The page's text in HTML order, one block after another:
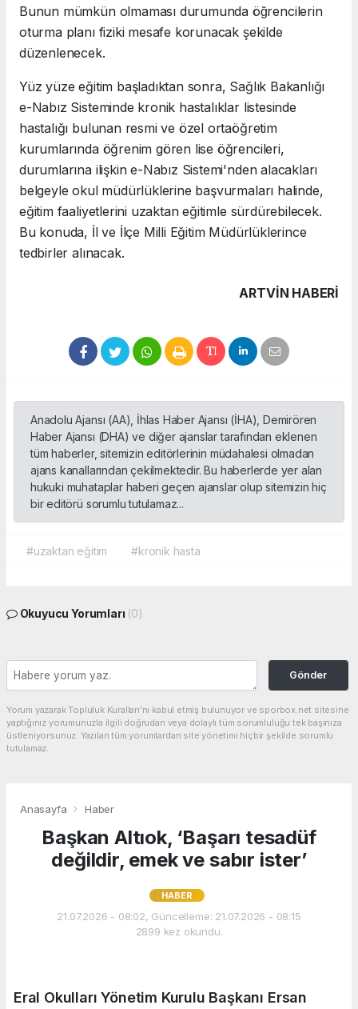
Bunun mümkün olmaması durumunda öğrencilerin
oturma planı fiziki mesafe korunacak şekilde
düzenlenecek.
Yüz yüze eğitim başladıktan sonra, Sağlık Bakanlığı
e-Nabız Sisteminde kronik hastalıklar listesinde
hastalığı bulunan resmi ve özel ortaöğretim
kurumlarında öğrenim gören lise öğrencileri,
durumlarına ilişkin e-Nabız Sistemi'nden alacakları
belgeyle okul müdürlüklerine başvurmaları halinde,
eğitim faaliyetlerini uzaktan eğitimle sürdürebilecek.
Bu konuda, İl ve İlçe Milli Eğitim Müdürlüklerince
tedbirler alınacak.
ARTVIN HABERİ
Anadolu Ajansı (AA), İhlas Haber Ajansı (İHA), Demirören
Haber Ajansı (DHA) ve diğer ajanslar tarafından eklenen
tüm haberler, sitemizin editörlerinin müdahalesi olmadan
ajans kanallarından çekilmektedir. Bu haberlerde yer alan
hukuki muhataplar haberi geçen ajanslar olup sitemizin hiç
bir editörü sorumlu tutulamaz...
#uzaktan eğitim #kronik hasta
Okuyucu Yorumları (0)
Gönder
Yorum yazarak Topluluk Kuralları’nı kabul etmiş bulunuyor ve sporbox.net sitesine
yaptığınız yorumunuzla ilgili doğrudan veya dolaylı tüm sorumluluğu tek başınıza
üstleniyorsunuz. Yazılan tüm yorumlardan site yönetimi hiçbir şekilde sorumlu
tutulamaz.
Anasayfa Haber
Başkan Altıok, ‘Başarı tesadüf
değildir, emek ve sabır ister’
HABER
21.07.2026 - 08:02, Güncelleme: 21.07.2026 - 08:15
2899 kez okundu.
Eral Okulları Yönetim Kurulu Başkanı Ersan